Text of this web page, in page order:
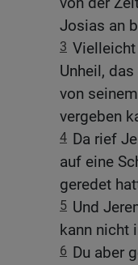
Josias an
3
Unheil,
von
vergeben
4 Da rief
auf eine
geredet
5 Und
kann nicht
6 Du aber